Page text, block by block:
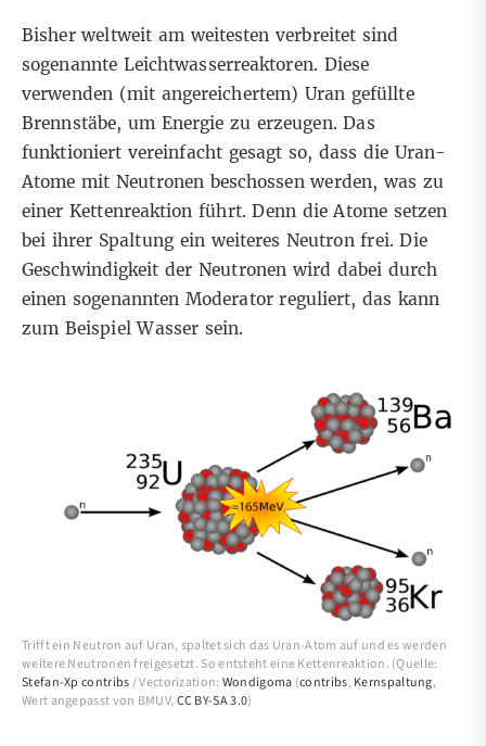
Bisher weltweit am weitesten verbreitet sind
sogenannte Leichtwasserreaktoren. Diese
verwenden (mit angereichertem) Uran gefüllte
Brennstäbe, um Energie zu erzeugen.Das
funktioniert vereinfacht gesagt so, dass die Uran-
Atome mit Neutronen beschossen werden, was zu
einer Kettenreaktion führt. Denn die Atome setzen
bei ihrer Spaltung ein weiteres Neutron frei. Die
Geschwindigkeit der Neutronen wird dabei durch
einen sogenannten Moderator reguliert, das kann
zum Beispiel Wasser sein.
Trifft ein Neutron auf Uran, spaltet sich das Uran-Atom auf und es werden
weitere Neutronen freigesetzt. So entsteht eine Kettenreaktion. (Quelle:
Stefan-Xp contribs/ Vectorization: Wondigoma (contribs,Kernspaltung,
Wert angepasst von BMUV,CC BY-SA 3.0)